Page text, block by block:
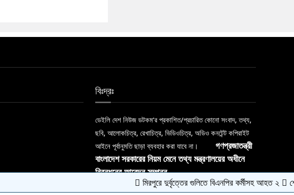
বিঃদ্রঃ
ডেইলি দেশ নিউজ ডটকম’র প্রকাশিত/প্রচারিত কোনো সংবাদ, তথ্য,
ছবি, আলোকচিত্র, রেখাচিত্র, ভিডিওচিত্র, অডিও কনটেন্ট কপিরাইট
আইনে পূর্বানুমতি ছাড়া ব্যবহার করা যাবে না।
গণপ্রজাতন্ত্রী
বাংলাদেশ সরকারের নিয়ম মেনে তথ্য মন্ত্রণালয়ের অধীনে
নিবন্ধনের আবেদন সম্পন্ন
মিরপুরে দুর্বৃত্তের গুলিতে বিএনপির কর্মীসহ আহত ২ শেখ